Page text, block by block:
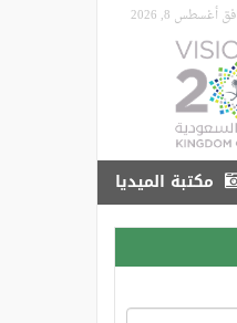
مكتبة الميديا